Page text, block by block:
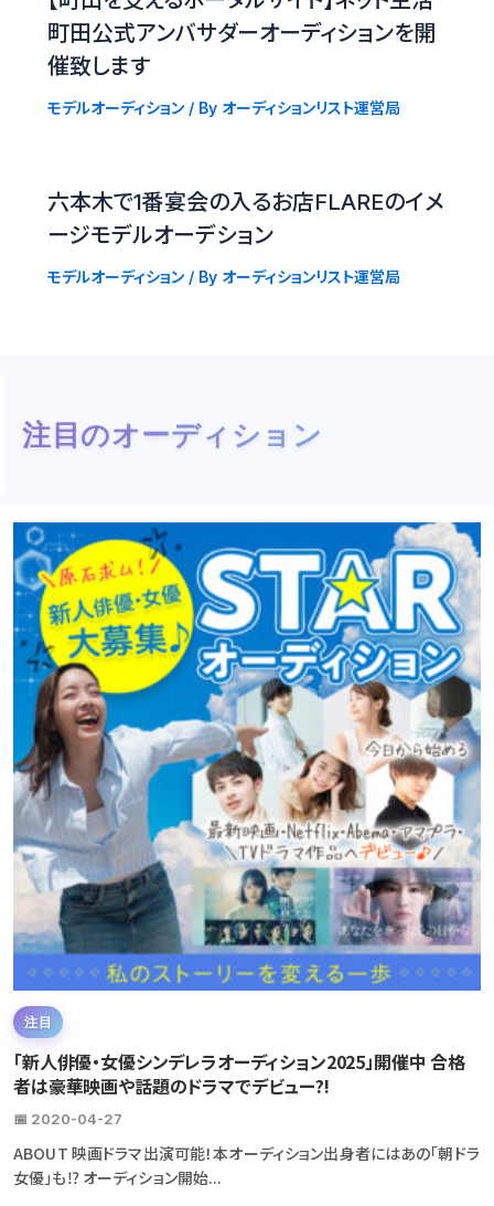
町田公式アンバサダーオーディションを開
催致します
モデルオーディション/ By オーディションリスト運営局
六本木で1番宴会の入るお店FLAREのイメ
ージモデルオーデション
モデルオーディション/ By オーディションリスト運営局
注目のオーディション
注目
「新人俳優・女優シンデレラオーディション2025」開催中 合格
者は豪華映画や話題のドラマでデビュー?!
📅 2020-04-27
ABOUT 映画ドラマ出演可能！本オーディション出身者にはあの「朝ドラ
女優」も⁉ オーディション開始...